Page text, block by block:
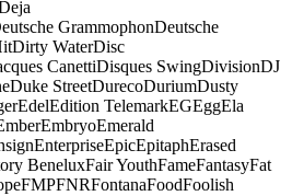
GrammophonDeutsche
Dirty WaterDisc
CanettiDisques SwingDivisionDJ
Duke StreetDurecoDuriumDusty
EdelEdition TelemarkEGEggEla
EmbryoEmerald
EnterpriseEpicEpitaphErased
BeneluxFair YouthFameFantasyFat
FMPFNRFontanaFoodFoolish